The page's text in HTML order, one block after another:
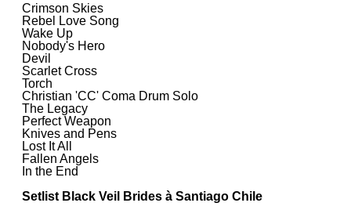
Crimson Skies
Rebel Love Song
Wake Up
Nobody's Hero
Devil
Scarlet Cross
Torch
Christian 'CC' Coma Drum Solo
The Legacy
Perfect Weapon
Knives and Pens
Lost It All
Fallen Angels
In the End
Setlist Black Veil Brides à Santiago Chile